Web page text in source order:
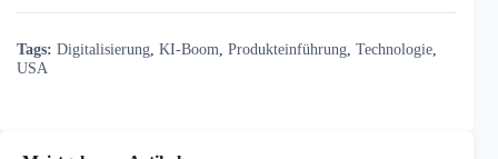
Tags: Digitalisierung KI-Boom Produkteinführung Technologie
USA